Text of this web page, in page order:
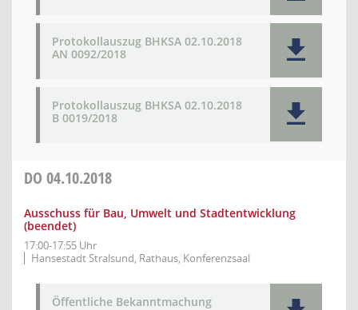
Protokollauszug BHKSA 02.10.2018
AN 0092/2018
Protokollauszug BHKSA 02.10.2018
B 0019/2018
DO 04.10.2018
Ausschuss für Bau, Umwelt und Stadtentwicklung
(beendet)
17:00-17:55 Uhr
Hansestadt Stralsund, Rathaus, Konferenzsaal
Öffentliche Bekanntmachung